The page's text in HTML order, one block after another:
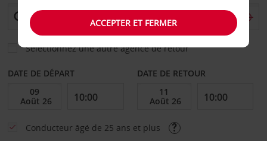
Sélectionnez une autre agence de retour
DATE DE DÉPART DATE DE RETOUR
Conducteur âgé de 25 ans et plus
ACCEPTER ET FERMER